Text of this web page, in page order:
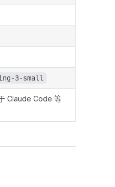
3-small
Claude Code 等